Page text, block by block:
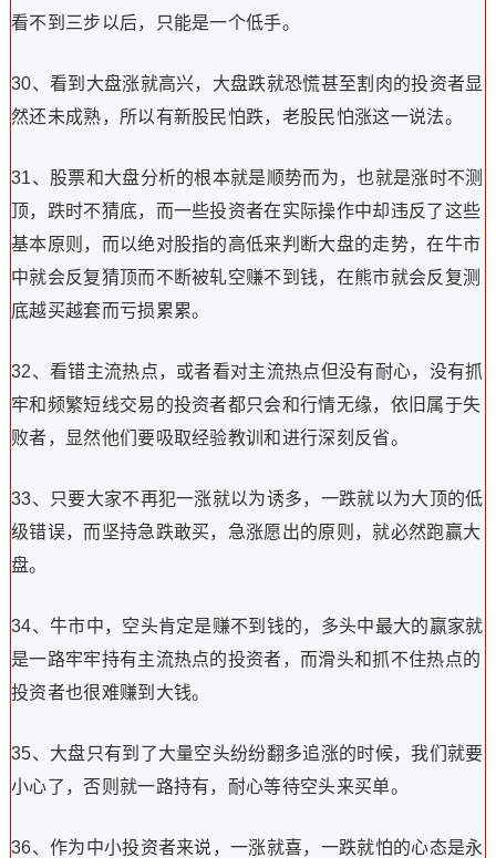
看不到三步以后，只能是一个低手。
30、看到大盘涨就高兴，大盘跌就恐慌甚至割肉的投资者显
然还未成熟，所以有新股民怕跌，老股民怕涨这一说法。
31、股票和大盘分析的根本就是顺势而为，也就是涨时不测
顶，跌时不猜底，而一些投资者在实际操作中却违反了这些
基本原则，而以绝对股指的高低来判断大盘的走势，在牛市
中就会反复猜顶而不断被轧空赚不到钱，在熊市就会反复测
底越买越套而亏损累累。
32、看错主流热点，或者看对主流热点但没有耐心，没有抓
牢和频繁短线交易的投资者都只会和行情无缘，依旧属于失
败者，显然他们要吸取经验教训和进行深刻反省。
33、只要大家不再犯一涨就以为诱多，一跌就以为大顶的低
级错误，而坚持急跌敢买，急涨愿出的原则，就必然跑赢大
盘。
34、牛市中，空头肯定是赚不到钱的，多头中最大的赢家就
是一路牢牢持有主流热点的投资者，而滑头和抓不住热点的
投资者也很难赚到大钱。
35、大盘只有到了大量空头纷纷翻多追涨的时候，我们就要
小心了，否则就一路持有，耐心等待空头来买单。
36、作为中小投资者来说，一涨就喜，一跌就怕的心态是永